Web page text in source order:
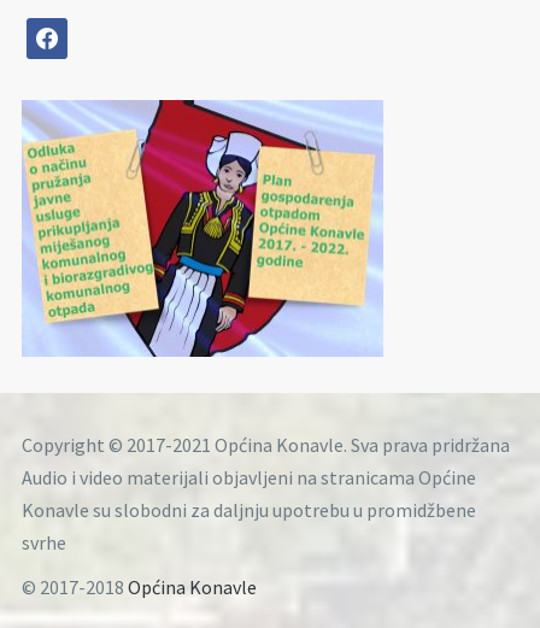
facebook
Copyright © 2017-2021 Općina Konavle. Sva prava pridržana
Audio i video materijali objavljeni na stranicama Općine
Konavle su slobodni za daljnju upotrebu u promidžbene
svrhe
© 2017-2018 Općina Konavle